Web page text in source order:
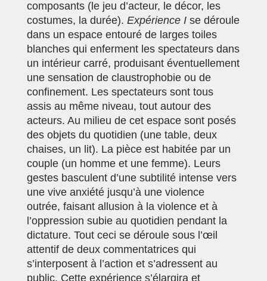
composants (le jeu d’acteur, le décor, les
costumes, la durée). Expérience I se déroule
dans un espace entouré de larges toiles
blanches qui enferment les spectateurs dans
un intérieur carré, produisant éventuellement
une sensation de claustrophobie ou de
confinement. Les spectateurs sont tous
assis au même niveau, tout autour des
acteurs. Au milieu de cet espace sont posés
des objets du quotidien (une table, deux
chaises, un lit). La pièce est habitée par un
couple (un homme et une femme). Leurs
gestes basculent d’une subtilité intense vers
une vive anxiété jusqu’à une violence
outrée, faisant allusion à la violence et à
l’oppression subie au quotidien pendant la
dictature. Tout ceci se déroule sous l’œil
attentif de deux commentatrices qui
s’interposent à l’action et s’adressent au
public. Cette expérience s’élargira et